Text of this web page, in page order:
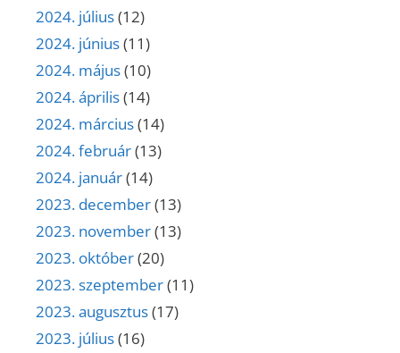
2024. július(12)
2024. június(11)
2024. május(10)
2024. április(14)
2024. március(14)
2024. február(13)
2024. január(14)
2023. december(13)
2023. november(13)
2023. október(20)
2023. szeptember(11)
2023. augusztus(17)
2023. július(16)